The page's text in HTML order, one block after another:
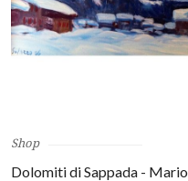
Shop
Dolomiti di Sappada - Mario